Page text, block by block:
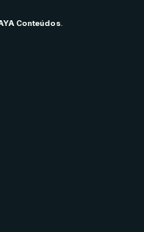
Conteúdos